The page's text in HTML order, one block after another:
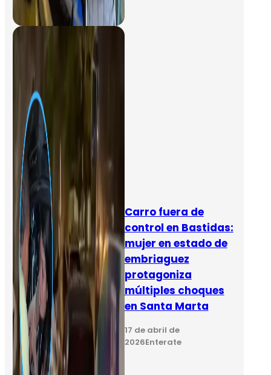
Carro fuera de
control en Bastidas:
mujer en estado de
embriaguez
protagoniza
múltiples choques
en Santa Marta
17 de abril de
2026Enterate